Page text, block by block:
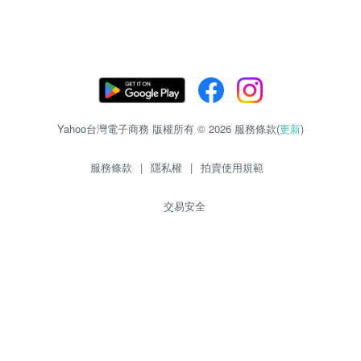
Yahoo台灣電子商務 版權所有 © 2026 服務條款(更新)
服務條款 | 隱私權 | 拍賣使用規範
交易安全